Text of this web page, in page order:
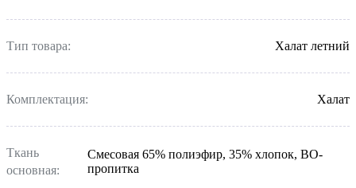
Тип товара: Халат летний
Комплектация: Халат
Ткань
основная:
Смесовая 65% полиэфир, 35% хлопок, ВО-
пропитка